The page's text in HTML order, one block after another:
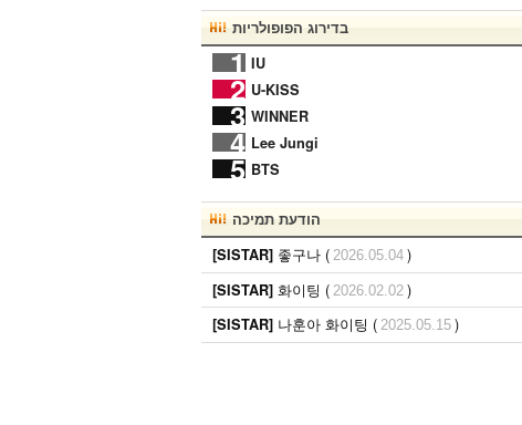
בדירוג הפופולריות
1 IU
2 U-KISS
3 WINNER
4 Lee Jungi
5 BTS
הודעת תמיכה
[SISTAR] 좋구나 ( 2026.05.04 )
[SISTAR] 화이팅 ( 2026.02.02 )
[SISTAR] 나훈아 화이팅 ( 2025.05.15 )